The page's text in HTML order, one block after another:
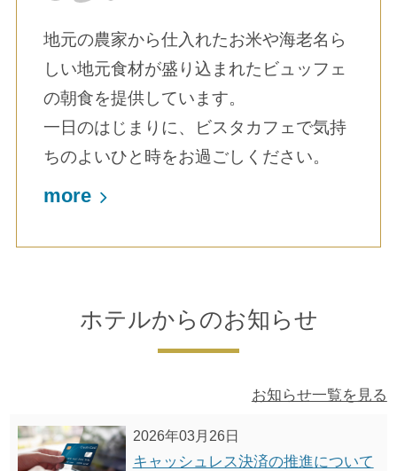
地元の農家から仕入れたお米や海老名ら
しい地元食材が盛り込まれたビュッフェ
の朝食を提供しています。
一日のはじまりに、ビスタカフェで気持
ちのよいひと時をお過ごしください。
more
ホテルからのお知らせ
お知らせ一覧を見る
2026年03月26日
キャッシュレス決済の推進について